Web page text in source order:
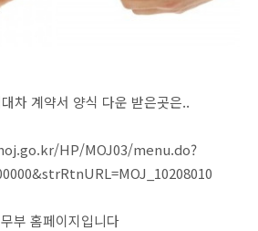
차 계약서 양식 다운 받은곳은..
HP/MOJ03/menu.do?
부 홈페이지입니다